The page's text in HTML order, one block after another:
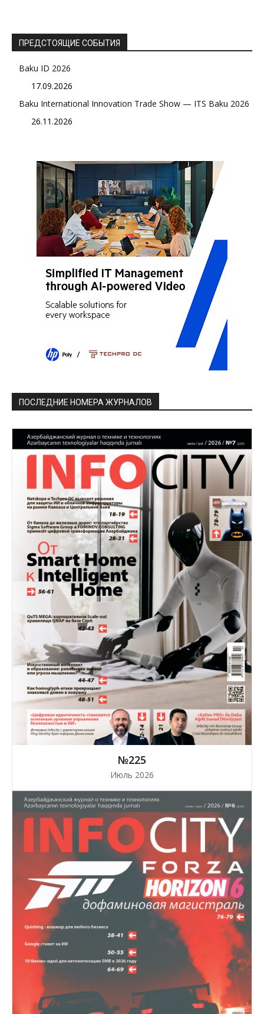
ПРЕДСТОЯЩИЕ СОБЫТИЯ
Baku ID 2026
17.09.2026
Baku International Innovation Trade Show — ITS Baku 2026
26.11.2026
ПОСЛЕДНИЕ НОМЕРА ЖУРНАЛОВ
№225
Июль 2026